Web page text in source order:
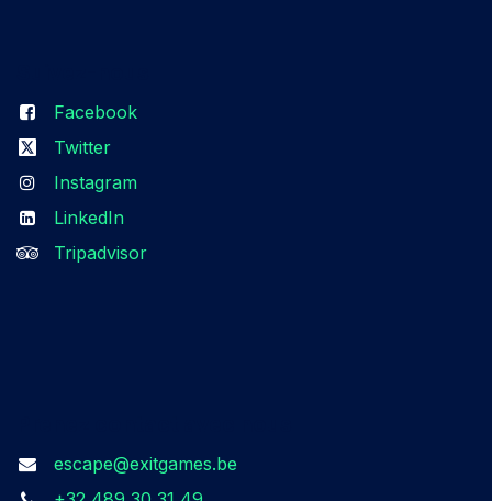
Facebook
Twitter
Instagram
LinkedIn
Tripadvisor
escape@exitgames.be